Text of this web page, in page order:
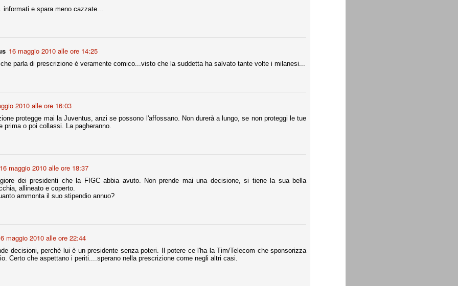
informati e spara meno cazzate...
16 maggio 2010 alle ore 14:25
parla di prescrizione è veramente comico...visto che la suddetta ha salvato tante volte i milanesi...
2010 alle ore 16:03
protegge mai la Juventus, anzi se possono l'affossano. Non durerà a lungo, se non proteggi le tue
prima o poi collassi. La pagheranno.
16 maggio 2010 alle ore 18:37
dei presidenti che la FIGC abbia avuto. Non prende mai una decisione, si tiene la sua bella
allineato e coperto.
ammonta il suo stipendio annuo?
maggio 2010 alle ore 22:44
decisioni, perchè lui è un presidente senza poteri. Il potere ce l'ha la Tim/Telecom che sponsorizza
Certo che aspettano i periti....sperano nella prescrizione come negli altri casi.
del Sassuolo, così come Berardi (ora al 100%). Se uno dei due
atto di quanto costerà. Di certo, quei due giocatori, insieme a
mettersi tutto alle spalle e di organizzare il mercato per la
stagione.
anni fa il calcio italiano ha deciso di adeguarsi al resto d’Europa e
orgogliosi di un gruppo (società, dirigenti, staff tecnico, squadra)
15:
ai rigori).